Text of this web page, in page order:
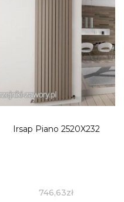
Irsap Piano 2520X232
746,63zł